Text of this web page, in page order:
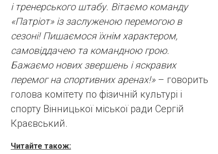
і тренерського штабу. Вітаємо команду
«Патріот» із заслуженою перемогою в
сезоні! Пишаємося їхнім характером,
самовіддачею та командною грою.
Бажаємо нових звершень і яскравих
перемог на спортивних аренах!» – говорить
голова комітету по фізичній культурі і
спорту Вінницької міської ради Сергій
Краєвський.
Читайте також: